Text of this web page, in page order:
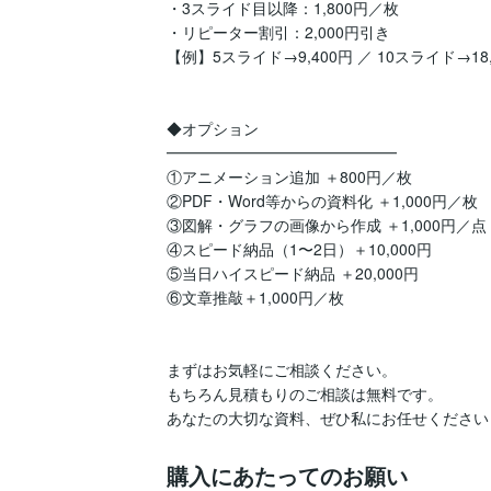
・3スライド目以降：1,800円／枚
・リピーター割引：2,000円引き
【例】5スライド→9,400円 ／ 10スライド
◆オプション
━━━━━━━━━━━━━━━
①アニメーション追加 ＋800円／枚
②PDF・Word等からの資料化 ＋1,000円／枚
③図解・グラフの画像から作成 ＋1,000円／点
④スピード納品（1〜2日）＋10,000円
⑤当日ハイスピード納品 ＋20,000円
⑥文章推敲＋1,000円／枚
まずはお気軽にご相談ください。
もちろん見積もりのご相談は無料です。
あなたの大切な資料、ぜひ私にお任せください
購入にあたってのお願い